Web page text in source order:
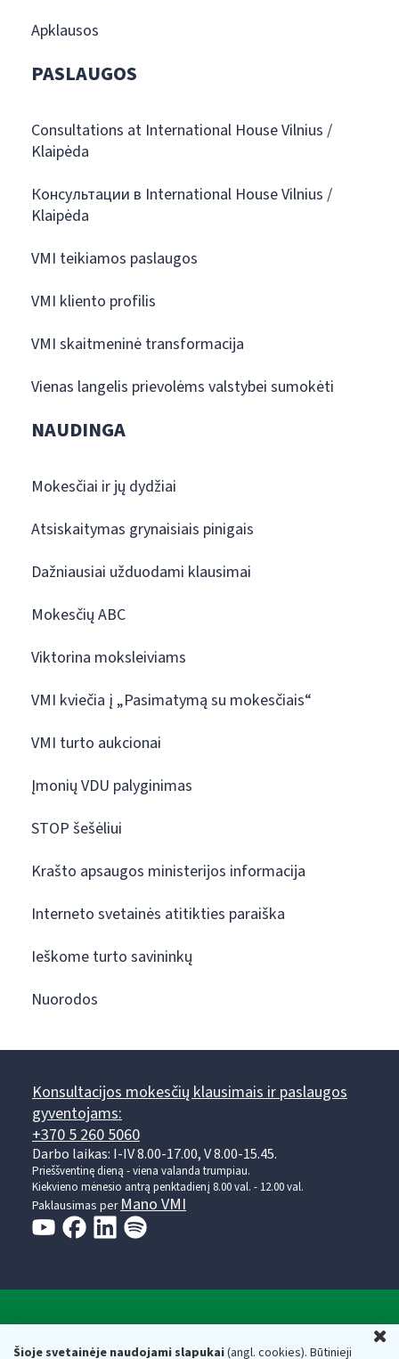
Šioje svetainėje naudojami slapukai(angl. cookies). Būtinieji
Apklausos
PASLAUGOS
Consultations at International House Vilnius /
Klaipėda
Консультации в International House Vilnius /
Klaipėda
VMI teikiamos paslaugos
VMI kliento profilis
VMI skaitmeninė transformacija
Vienas langelis prievolėms valstybei sumokėti
NAUDINGA
Mokesčiai ir jų dydžiai
Atsiskaitymas grynaisiais pinigais
Dažniausiai užduodami klausimai
Mokesčių ABC
Viktorina moksleiviams
VMI kviečia į „Pasimatymą su mokesčiais“
VMI turto aukcionai
Įmonių VDU palyginimas
STOP šešėliui
Krašto apsaugos ministerijos informacija
Interneto svetainės atitikties paraiška
Ieškome turto savininkų
Nuorodos
Konsultacijos mokesčių klausimais ir paslaugos
gyventojams:
+370 5 260 5060
Darbo laikas: I-IV 8.00-17.00, V 8.00-15.45.
Prieššventinę dieną - viena valanda trumpiau.
Kiekvieno mėnesio antrą penktadienį 8.00 val. - 12.00 val.
Paklausimas per Mano VMI
Respublikos finansų ministerijos